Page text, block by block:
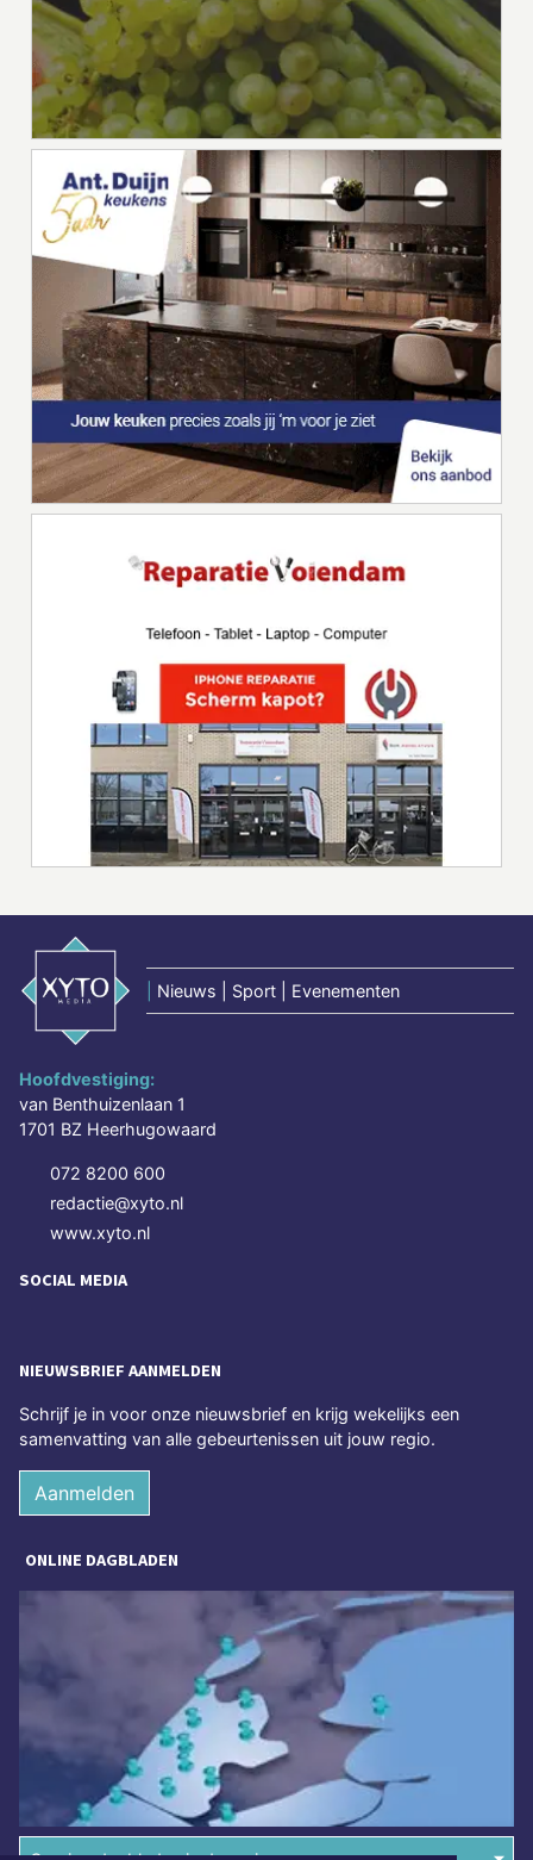
Nieuws | Sport | Evenementen
Hoofdvestiging:
van Benthuizenlaan 1
1701 BZ Heerhugowaard
072 8200 600
redactie@xyto.nl
www.xyto.nl
SOCIAL MEDIA
NIEUWSBRIEF AANMELDEN
Schrijf je in voor onze nieuwsbrief en krijg wekelijks een
samenvatting van alle gebeurtenissen uit jouw regio.
Aanmelden
ONLINE DAGBLADEN